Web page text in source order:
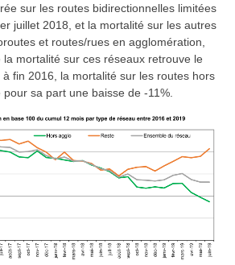
sur les routes bidirectionnelles limitées
juillet 2018, et la mortalité sur les autres
et routes/rues en agglomération,
mortalité sur ces réseaux retrouve le
fin 2016, la mortalité sur les routes hors
sa part une baisse de -11%.